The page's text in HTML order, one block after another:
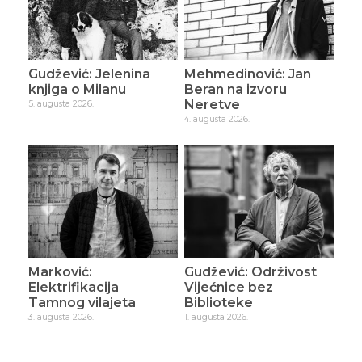
Gudžević: Jelenina
knjiga o Milanu
5. augusta 2026.
Mehmedinović: Jan
Beran na izvoru
Neretve
4. augusta 2026.
Marković:
Elektrifikacija
Tamnog vilajeta
3. augusta 2026.
Gudžević: Održivost
Vijećnice bez
Biblioteke
1. augusta 2026.